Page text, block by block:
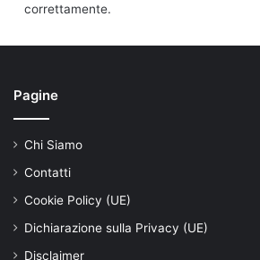
correttamente.
Pagine
Chi Siamo
Contatti
Cookie Policy (UE)
Dichiarazione sulla Privacy (UE)
Disclaimer